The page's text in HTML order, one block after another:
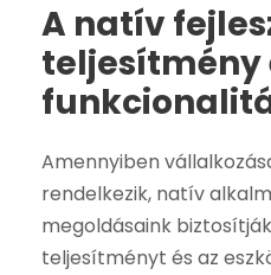
A natív
teljesítmény
Amennyiben
rendelkezik, natív
megoldásaink
teljesítményt és az